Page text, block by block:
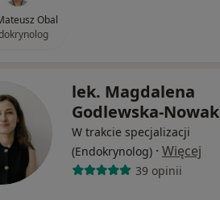
Obal
lek. Magdalena
Godlewska-Nowak
W trakcie specjalizacji
(Endokrynolog) · Więcej
39 opinii